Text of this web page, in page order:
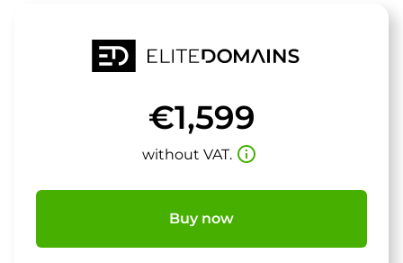
€1,599
without VAT. info_outline
Buy now